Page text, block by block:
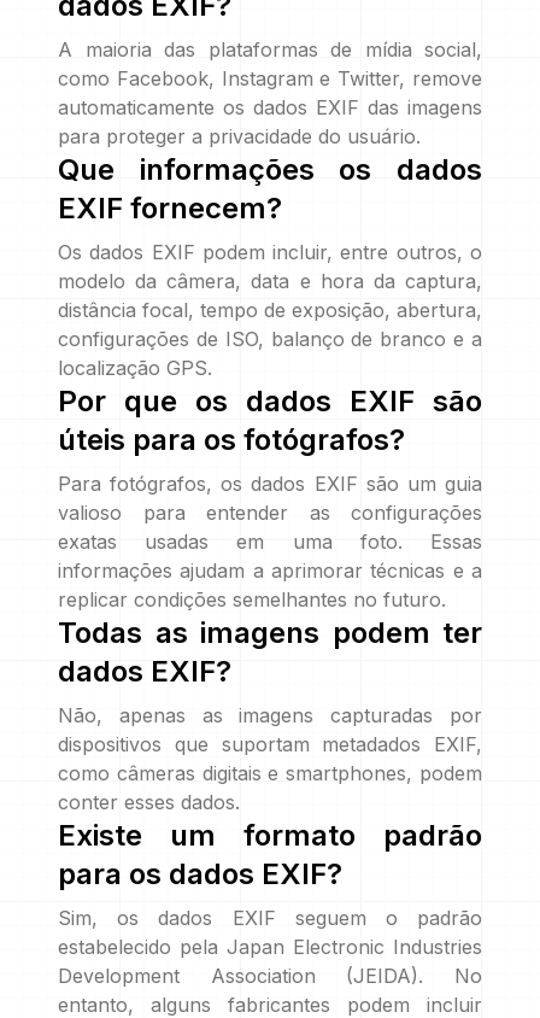
A maioria das plataformas de mídia social,
como Facebook, Instagram e Twitter, remove
automaticamente os dados EXIF das imagens
para proteger a privacidade do usuário.
Que informações os dados
EXIF fornecem?
Os dados EXIF podem incluir, entre outros, o
modelo da câmera, data e hora da captura,
distância focal, tempo de exposição, abertura,
configurações de ISO, balanço de branco e a
localização GPS.
Por que os dados EXIF são
úteis para os fotógrafos?
Para fotógrafos, os dados EXIF são um guia
valioso para entender as configurações
exatas usadas em uma foto. Essas
informações ajudam a aprimorar técnicas e a
replicar condições semelhantes no futuro.
Todas as imagens podem ter
dados EXIF?
Não, apenas as imagens capturadas por
dispositivos que suportam metadados EXIF,
como câmeras digitais e smartphones, podem
conter esses dados.
Existe um formato padrão
para os dados EXIF?
Sim, os dados EXIF seguem o padrão
estabelecido pela Japan Electronic Industries
Development Association (JEIDA). No
entanto, alguns fabricantes podem incluir